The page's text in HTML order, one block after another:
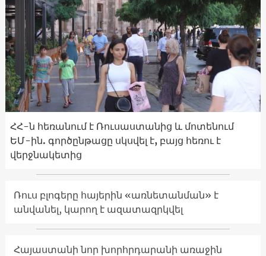
ՀՀ-ն հեռանում է Ռուսաստանից և մոտենում
ԵՄ-ին. գործընթացը սկսվել է, բայց հեռու է
վերջնակետից
Ռուս բլոգերը հայերին «առնետանման» է
անվանել, կարող է ազատազրկվել
Հայաստանի նոր խորհրդարանի առաջին